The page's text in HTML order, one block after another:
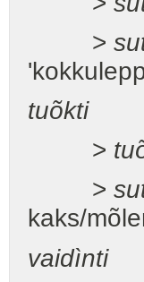
>
tuõkti
>
>
kaks/
vaidìnti